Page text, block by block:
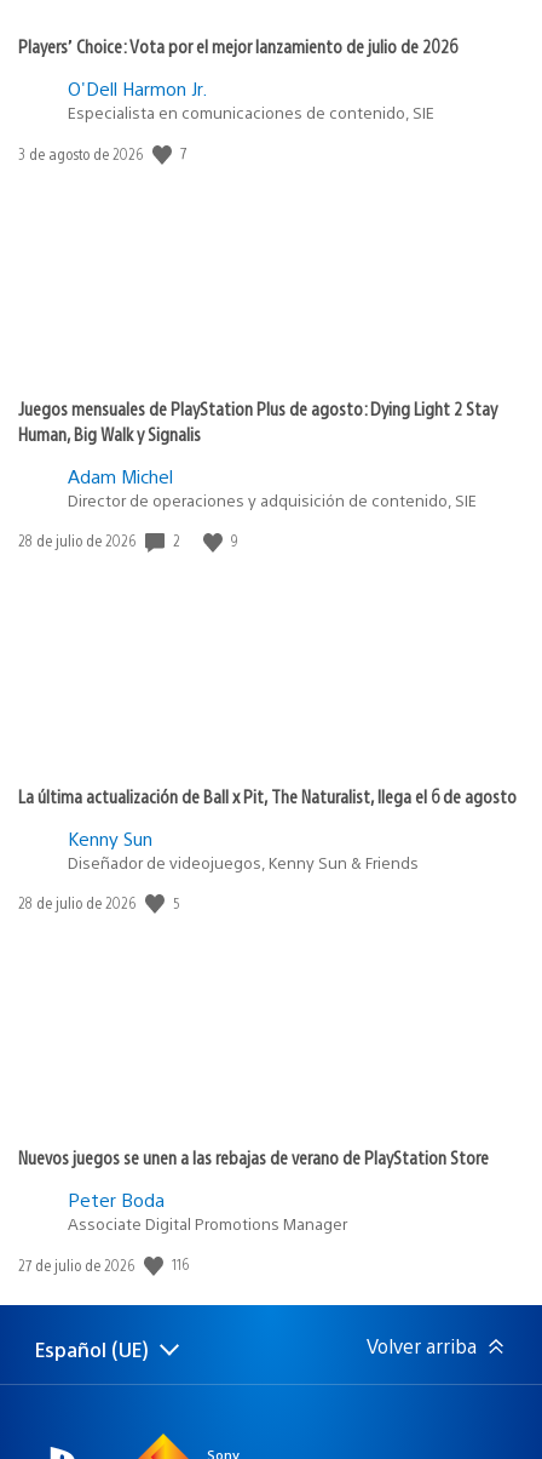
Players’ Choice: Vota por el mejor lanzamiento de julio de 2026
O'Dell Harmon Jr.
Especialista en comunicaciones de contenido, SIE
Fecha
3 de agosto de 2026 7
Juegos mensuales de PlayStation Plus de agosto: Dying Light 2 Stay
Human, Big Walk y Signalis
Adam Michel
Director de operaciones y adquisición de contenido, SIE
Fecha
28 de julio de 2026 2 9
La última actualización de Ball x Pit, The Naturalist, llega el 6 de agosto
Kenny Sun
Diseñador de videojuegos, Kenny Sun & Friends
Fecha
28 de julio de 2026 5
Nuevos juegos se unen a las rebajas de verano de PlayStation Store
Peter Boda
Associate Digital Promotions Manager
Fecha
publicación:
27 de julio de 2026 116
Selecciona
Región
Español (UE) Volver arriba
Sony